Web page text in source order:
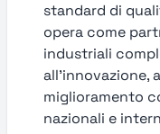
standard di
opera come
industriali
all’innovazione,
miglioramento
nazionali e